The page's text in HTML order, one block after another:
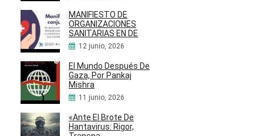
MANIFIESTO DE
ORGANIZACIONES
SANITARIAS EN DE
12 junio, 2026
El Mundo Después De
Gaza, Por Pankaj
Mishra
11 junio, 2026
«Ante El Brote De
Hantavirus: Rigor,